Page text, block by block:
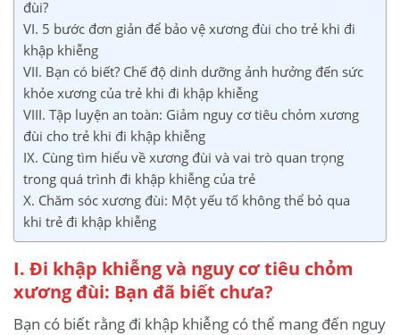
đùi?
VI. 5 bước đơn giản để bảo vệ xương đùi cho trẻ khi đi
khập khiễng
VII. Bạn có biết? Chế độ dinh dưỡng ảnh hưởng đến sức
khỏe xương của trẻ khi đi khập khiễng
VIII. Tập luyện an toàn: Giảm nguy cơ tiêu chỏm xương
đùi cho trẻ khi đi khập khiễng
IX. Cùng tìm hiểu về xương đùi và vai trò quan trọng
trong quá trình đi khập khiễng của trẻ
X. Chăm sóc xương đùi: Một yếu tố không thể bỏ qua
khi trẻ đi khập khiễng
I. Đi khập khiễng và nguy cơ tiêu chỏm
xương đùi: Bạn đã biết chưa?
Bạn có biết rằng đi khập khiễng có thể mang đến nguy